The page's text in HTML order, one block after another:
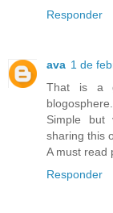
Responder
ava 1 de
That is a
blogosphere.
Simple but
sharing this
A must read
Responder